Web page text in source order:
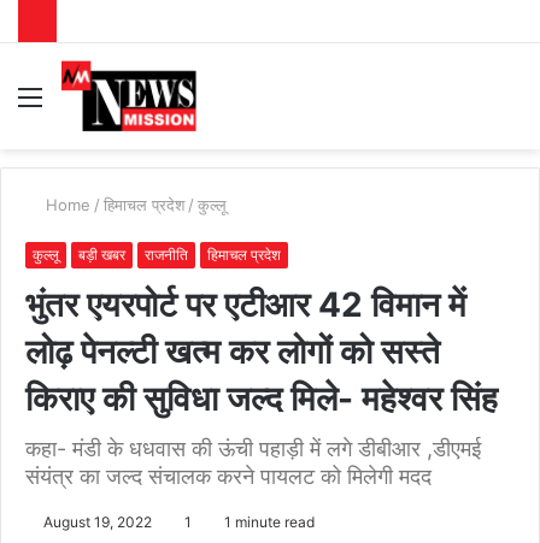
Menu
Home / हिमाचल प्रदेश / कुल्लू
कुल्लू बड़ी खबर राजनीति हिमाचल प्रदेश
भुंतर एयरपोर्ट पर एटीआर 42 विमान में
लोढ़ पेनल्टी खत्म कर लोगों को सस्ते
किराए की सुविधा जल्द मिले- महेश्वर सिंह
कहा- मंडी के धधवास की ऊंची पहाड़ी में लगे डीबीआर ,डीएमई
संयंत्र का जल्द संचालक करने पायलट को मिलेगी मदद
August 19, 2022 1 1 minute read